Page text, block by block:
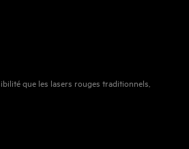
que les lasers rouges traditionnels,